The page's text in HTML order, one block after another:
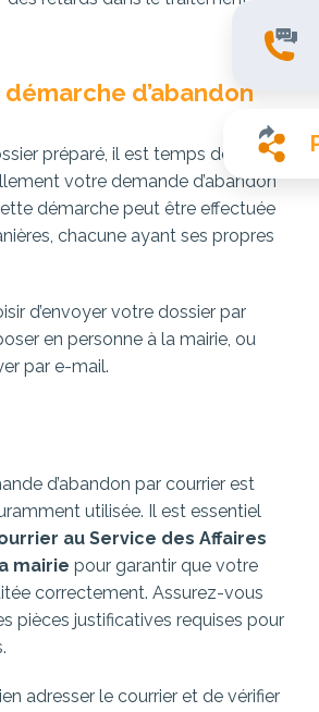
d’abandon
préparé, il est temps de
votre demande d’abandon
démarche peut être effectuée
chacune ayant ses propres
d’envoyer votre dossier par
en personne à la mairie, ou
par e-mail.
d’abandon par courrier est
utilisée. Il est essentiel
au Service des Affaires
mairie pour garantir que votre
correctement. Assurez-vous
pièces justificatives requises pour
adresser le courrier et de vérifier